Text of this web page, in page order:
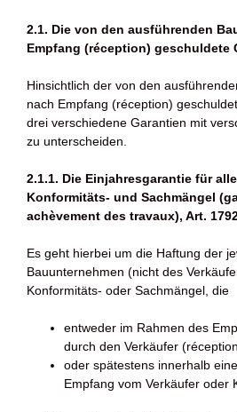
2.1. Die von den ausführenden
Empfang (réception) geschuldete
Hinsichtlich der von den
nach Empfang (réception)
drei verschiedene Garantien mit
zu unterscheiden.
2.1.1. Die Einjahresgarantie für
Konformitäts- und Sachmängel
achèvement des travaux), Art.
Es geht hierbei um die Haftung der
Bauunternehmen (nicht des
Konformitäts- oder Sachmängel, die
entweder im Rahmen des
durch den Verkäufer
oder spätestens innerhalb
Empfang vom Verkäufer oder